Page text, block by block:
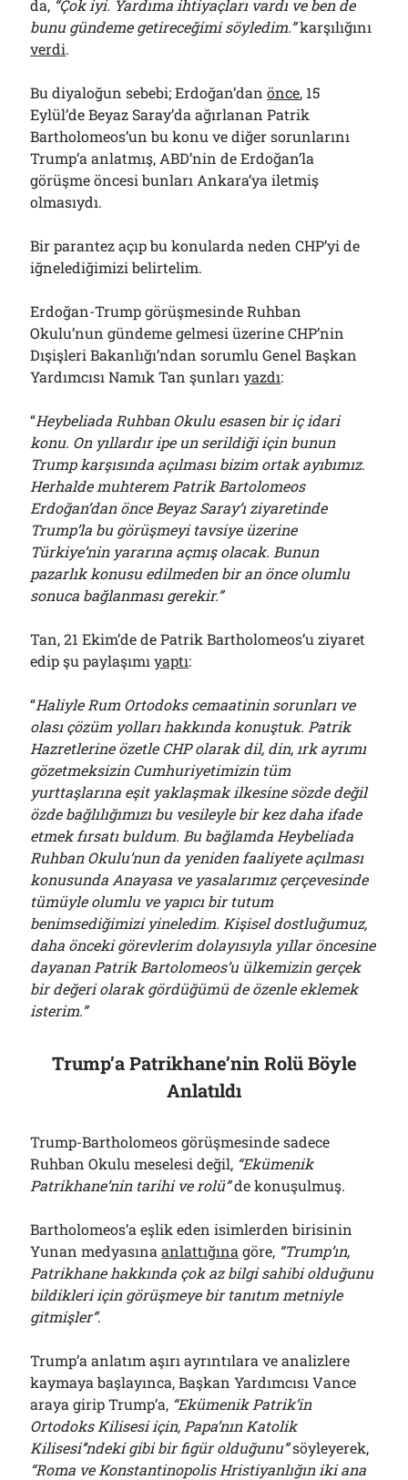
da, “Çok iyi. Yardıma ihtiyaçları vardı ve ben de
bunu gündeme getireceğimi söyledim.”karşılığını
verdi.
Bu diyaloğun sebebi; Erdoğan’danönce, 15
Eylül’de Beyaz Saray’da ağırlanan Patrik
Bartholomeos’un bu konu ve diğer sorunlarını
Trump’a anlatmış, ABD’nin de Erdoğan’la
görüşme öncesi bunları Ankara’ya iletmiş
olmasıydı.
Bir parantez açıp bu konularda neden CHP’yi de
iğnelediğimizi belirtelim.
Erdoğan-Trump görüşmesinde Ruhban
Okulu’nun gündeme gelmesi üzerine CHP’nin
Dışişleri Bakanlığı’ndan sorumlu Genel Başkan
Yardımcısı Namık Tan şunlarıyazdı:
“Heybeliada Ruhban Okulu esasen bir iç idari
konu. On yıllardır ipe un serildiği için bunun
Trump karşısında açılması bizim ortak ayıbımız.
Herhalde muhterem Patrik Bartolomeos
Erdoğan’dan önce Beyaz Saray’ı ziyaretinde
Trump’la bu görüşmeyi tavsiye üzerine
Türkiye’nin yararına açmış olacak. Bunun
pazarlık konusu edilmeden bir an önce olumlu
sonuca bağlanması gerekir.”
Tan, 21 Ekim’de de Patrik Bartholomeos’u ziyaret
edip şu paylaşımıyaptı:
“Haliyle Rum Ortodoks cemaatinin sorunları ve
olası çözüm yolları hakkında konuştuk. Patrik
Hazretlerine özetle CHP olarak dil, din, ırk ayrımı
gözetmeksizin Cumhuriyetimizin tüm
yurttaşlarına eşit yaklaşmak ilkesine sözde değil
özde bağlılığımızı bu vesileyle bir kez daha ifade
etmek fırsatı buldum. Bu bağlamda Heybeliada
Ruhban Okulu’nun da yeniden faaliyete açılması
konusunda Anayasa ve yasalarımız çerçevesinde
tümüyle olumlu ve yapıcı bir tutum
benimsediğimizi yineledim. Kişisel dostluğumuz,
daha önceki görevlerim dolayısıyla yıllar öncesine
dayanan Patrik Bartolomeos’u ülkemizin gerçek
bir değeri olarak gördüğümü de özenle eklemek
isterim.”
Trump’a Patrikhane’nin Rolü Böyle
Anlatıldı
Trump-Bartholomeos görüşmesinde sadece
Ruhban Okulu meselesi değil, “Ekümenik
Patrikhane’nin tarihi ve rolü”de konuşulmuş.
Bartholomeos’a eşlik eden isimlerden birisinin
Yunan medyasınaanlattığına göre, “Trump’ın,
Patrikhane hakkında çok az bilgi sahibi olduğunu
bildikleri için görüşmeye bir tanıtım metniyle
gitmişler”.
Trump’a anlatım aşırı ayrıntılara ve analizlere
kaymaya başlayınca, Başkan Yardımcısı Vance
araya girip Trump’a, “Ekümenik Patrik’in
Ortodoks Kilisesi için, Papa’nın Katolik
Kilisesi’’ndeki gibi bir figür olduğunu”söyleyerek,
“Roma ve Konstantinopolis Hristiyanlığın iki ana